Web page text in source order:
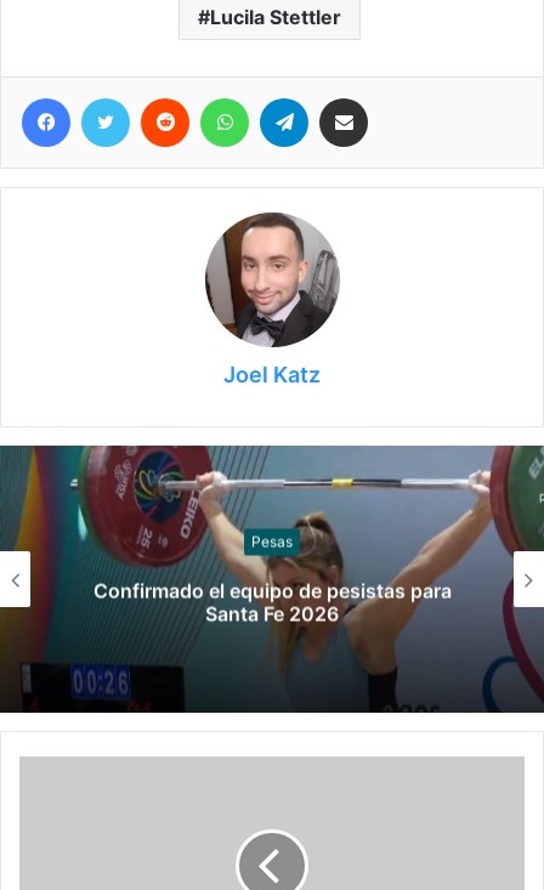
Lucila Stettler
Facebook
Twitter Reddit WhatsAppTelegram
Joel Katz
Sóftbol
Los seleccionados de sóftbol tienen los
convocados para los Juegos
Suramericanos 2026